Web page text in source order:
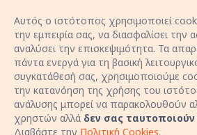
Κλείσε διαμονή χωρίς προμήθειες
Μίλα απευθείας με τον
τηλεφώνου και εξασφάλισε
διαμονή σου!
Μάθε περισσότερα
Οδηγός
Αυτός ο ιστότοπος χρησιμοποιεί
την εμπειρία σας, να διασφαλίσει την
αναλύσει την επισκεψιμότητα. Τα
πάντα ενεργά για τη βασική
συγκατάθεσή σας, χρησιμοποιούμε
την κατανόηση της χρήσης του
ανάλυσης μπορεί να παρακολουθούν
χρηστών αλλά δεν σας
Διαβάστε την Πολιτική Cookies.